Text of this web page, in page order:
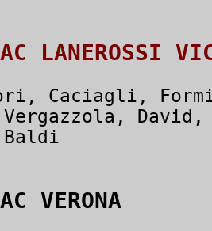
AC LANEROSSI
Caciagli,
Vergazzola,
Baldi
AC VERONA